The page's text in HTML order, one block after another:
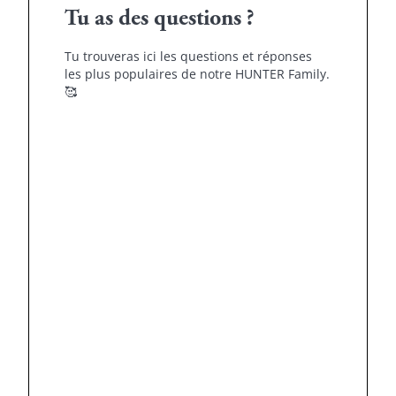
Tu as des questions ?
Tu trouveras ici les questions et réponses
les plus populaires de notre HUNTER Family.
🥰